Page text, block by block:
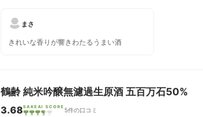
まさ
きれいな香りが響きわたるうまい酒
鶴齢 純米吟醸無濾過生原酒 五百万石50%
3.68SAKEAI SCORE 5件の口コミ